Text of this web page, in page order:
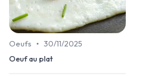
Oeufs • 30/11/2025
Oeuf au plat